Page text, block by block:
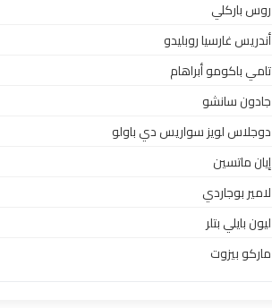
روس باركلي
أندريس غارسيا روبليدو
تامي باكومو أبراهام
جادون سانشو
دوجلاس لويز سواريس دي باولو
إيان ماتسين
لامير بوجاردي
ليون بايلي بتلر
ماركو بيزوت